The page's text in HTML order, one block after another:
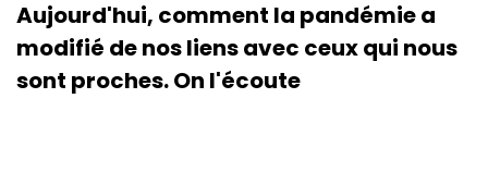
Aujourd'hui, comment la pandémie a
modifié de nos liens avec ceux qui nous
sont proches. On l'écoute